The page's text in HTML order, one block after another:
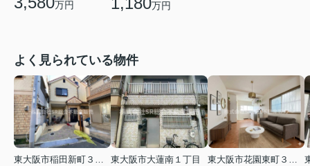
万円 万円
よく見られている物件
東大阪市大蓮南１丁目